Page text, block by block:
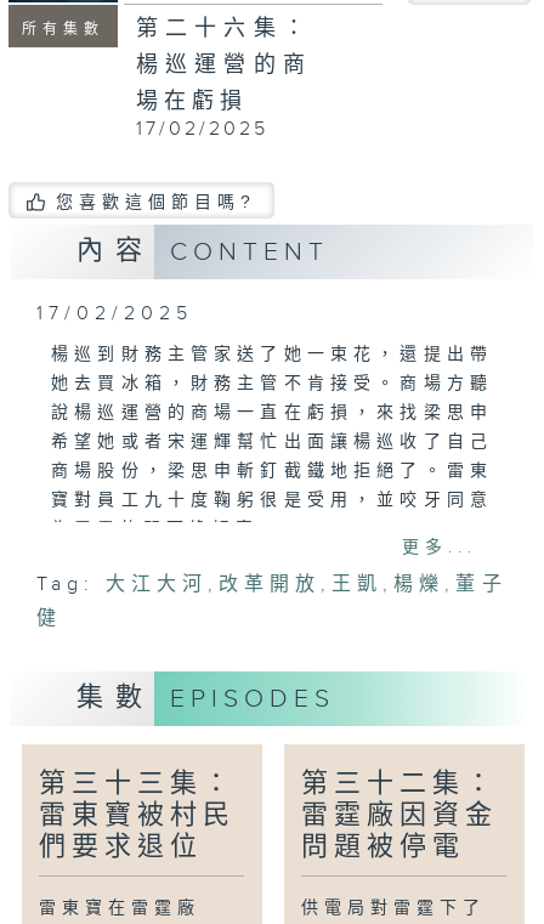
所有集數
第二十六集：
楊巡運營的商
場在虧損
17/02/2025
您喜歡這個節目嗎?
內容 CONTENT
17/02/2025
楊巡到財務主管家送了她一束花，還提出帶
她去買冰箱，財務主管不肯接受。商場方聽
說楊巡運營的商場一直在虧損，來找梁思申
希望她或者宋運輝幫忙出面讓楊巡收了自己
商場股份，梁思申斬釘截鐵地拒絕了。雷東
寶對員工九十度鞠躬很是受用，並咬牙同意
更多...
Tag: 大江大河 , 改革開放 ,王凱 ,楊爍 ,董子
健
集數 EPISODES
第三十三集：
雷東寶被村民
們要求退位
雷東寶在雷霆廠
第三十二集：
雷霆廠因資金
問題被停電
供電局對雷霆下了